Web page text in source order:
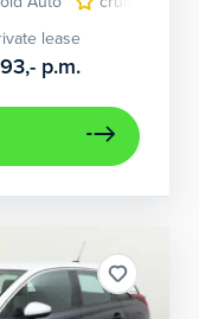
lease
p.m.